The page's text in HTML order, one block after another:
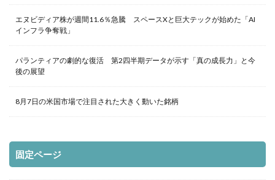
エヌビディア株が週間11.6％急騰 スペースXと巨大テックが始めた「AI
インフラ争奪戦」
パランティアの劇的な復活 第2四半期データが示す「真の成長力」と今
後の展望
8月7日の米国市場で注目された大きく動いた銘柄
固定ページ